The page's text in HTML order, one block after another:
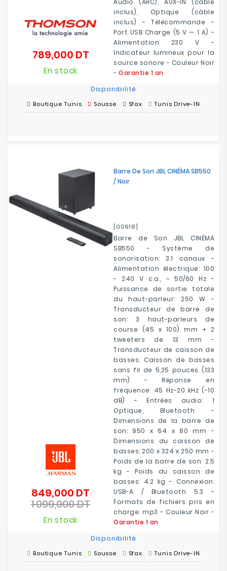
Audio (ARC), AUX-IN (câble
inclus), Optique (câble
inclus) - Télécommande -
Port USB Charge (5 V — 1 A) -
Alimentation 230 V -
Indicateur lumineux pour la
source sonore - Couleur Noir
- Garantie 1 an
789,000 DTPrix
En stock
Disponibilité
Boutique Tunis Sousse Sfax Tunis Drive-IN
Barre De Son JBL CINÉMA SB550
/ Noir
[00918]
Barre de Son JBL CINÉMA
SB550 - Système de
sonorisation: 3.1 canaux -
Alimentation électrique: 100
- 240 V c.a., ~ 50/60 Hz -
Puissance de sortie totale
du haut-parleur: 250 W -
Transducteur de barre de
son: 3 haut-parleurs de
course (45 x 100) mm + 2
tweeters de 13 mm -
Transducteur de caisson de
basses: Caisson de basses
sans fil de 5,25 pouces (133
mm) - Réponse en
fréquence: 45 Hz-20 kHz (-10
dB) - Entrées audio: 1
Optique, Bluetooth -
Dimensions de la barre de
son: 950 x 64 x 80 mm -
Dimensions du caisson de
basses: 200 x 324 x 250 mm -
Poids de la barre de son: 2.5
kg - Poids du caisson de
basses: 4.2 kg - Connexion:
USB-A / Bluetooth 5.3 -
Formats de fichiers pris en
charge: mp3 - Couleur Noir -
Garantie 1 an
849,000 DT
de
1 099,000 DTPrix
En stock
Disponibilité
Boutique Tunis Sousse Sfax Tunis Drive-IN